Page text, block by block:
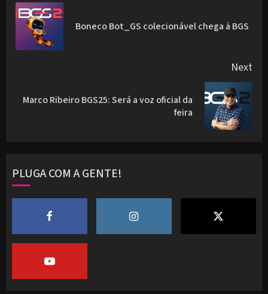
navigation
Boneco Bot_GS colecionável chega à BGS
Next
Next
Marco Ribeiro BGS25: Será a voz oficial da
feira
PLUGA COM A GENTE!